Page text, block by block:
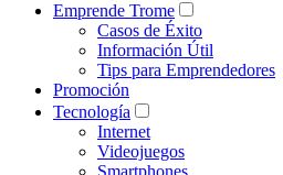
Emprende Trome
Casos de Éxito
Información Útil
Tips para Emprendedores
Promoción
Tecnología
Internet
Videojuegos
Smartphones